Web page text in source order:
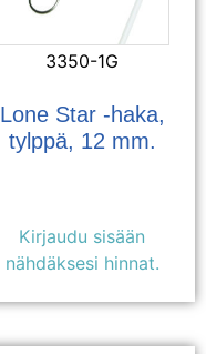
3350-1G
Lone Star -haka,
tylppä, 12 mm.
Kirjaudu sisään
nähdäksesi hinnat.